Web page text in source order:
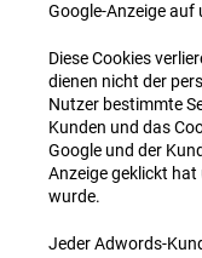
Google-Anzeige auf
Diese Cookies
dienen nicht der
Nutzer bestimmte
Kunden und das
Google und der
Anzeige geklickt hat
wurde.
Jeder Adwords-